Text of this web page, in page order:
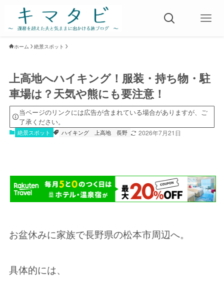
ホーム 絶景スポット
上高地へハイキング！服装・持ち物・駐
車場は？天気や熊にも要注意！
当ページのリンクには広告が含まれている場合がありますが、ご
了承ください。
絶景スポット ハイキング 上高地 長野 2026年7月21日
お盆休みに家族で長野県の松本市周辺へ。
具体的には、